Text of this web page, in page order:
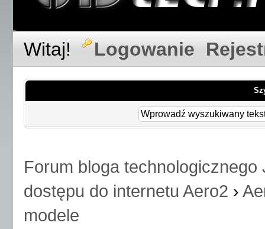
Witaj! Logowanie
Forum bloga technologicznego
dostępu do internetu Aero2 ›
modele